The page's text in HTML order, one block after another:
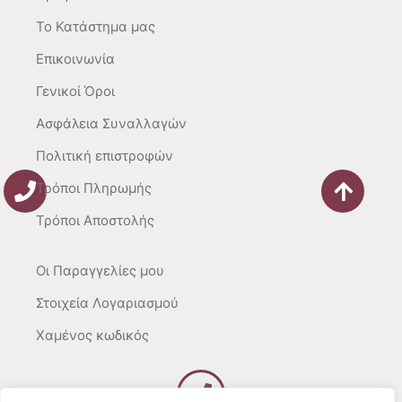
m
-
To Κατάστημα μας
Επικοινωνία
Γενικοί Όροι
Ασφάλεια Συναλλαγών
Πολιτική επιστροφών
Τρόποι Πληρωμής
Τρόποι Αποστολής
Οι Παραγγελίες μου
Στοιχεία Λογαριασμού
Χαμένος κωδικός